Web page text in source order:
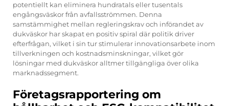
potentiellt kan eliminera hundratals eller tusentals
engångsväskor från avfallsströmmen. Denna
samstämmighet mellan regleringskrav och införandet av
dukväskor har skapat en positiv spiral där politik driver
efterfrågan, vilket i sin tur stimulerar innovationsarbete inom
tillverkningen och kostnadsminskningar, vilket gör
lösningar med dukväskor alltmer tillgängliga över olika
marknadssegment.
Företagsrapportering om